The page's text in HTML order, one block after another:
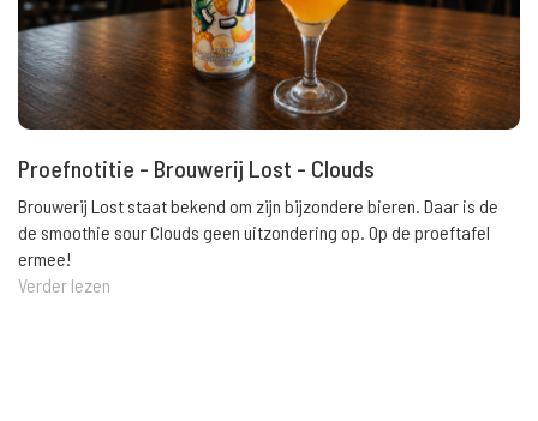
Proefnotitie - Brouwerij Lost - Clouds
Brouwerij Lost staat bekend om zijn bijzondere bieren. Daar is de
de smoothie sour Clouds geen uitzondering op. Op de proeftafel
ermee!
Verder lezen